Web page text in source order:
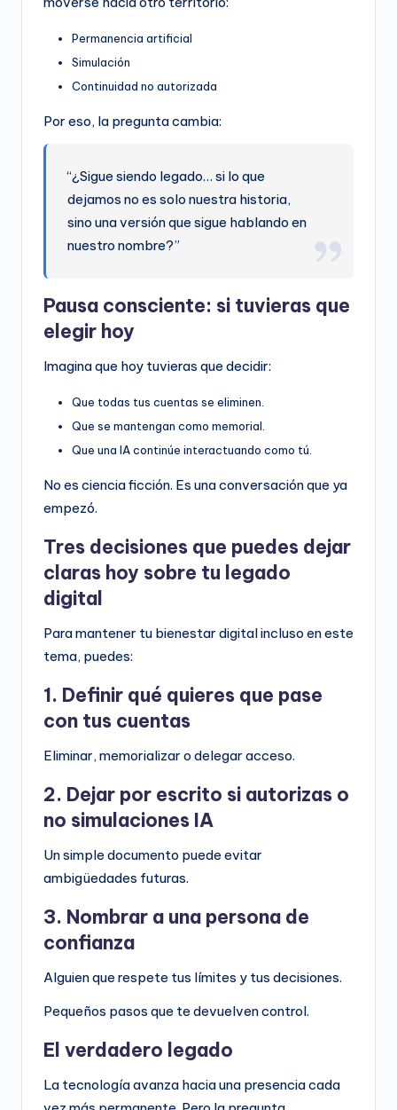
Permanencia artificial
Simulación
Continuidad no autorizada
Por eso, la pregunta cambia:
“¿Sigue siendo legado… si lo que
dejamos no es solo nuestra historia,
sino una versión que sigue hablando en
nuestro nombre?”
Pausa consciente: si tuvieras que
elegir hoy
Imagina que hoy tuvieras que decidir:
Que todas tus cuentas se eliminen.
Que se mantengan como memorial.
Que una IA continúe interactuando como tú.
No es ciencia ficción. Es una conversación que ya
empezó.
Tres decisiones que puedes dejar
claras hoy sobre tu legado
digital
Para mantener tu bienestar digital incluso en este
tema, puedes:
1. Definir qué quieres que pase
con tus cuentas
Eliminar, memorializar o delegar acceso.
2. Dejar por escrito si autorizas o
no simulaciones IA
Un simple documento puede evitar
ambigüedades futuras.
3. Nombrar a una persona de
confianza
Alguien que respete tus límites y tus decisiones.
Pequeños pasos que te devuelven control.
El verdadero legado
La tecnología avanza hacia una presencia cada